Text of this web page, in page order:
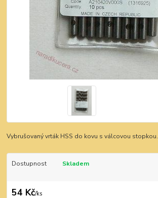
Vybrušovaný vrták HSS do kovu s válcovou stopkou.
Dostupnost Skladem
54 Kč/ks